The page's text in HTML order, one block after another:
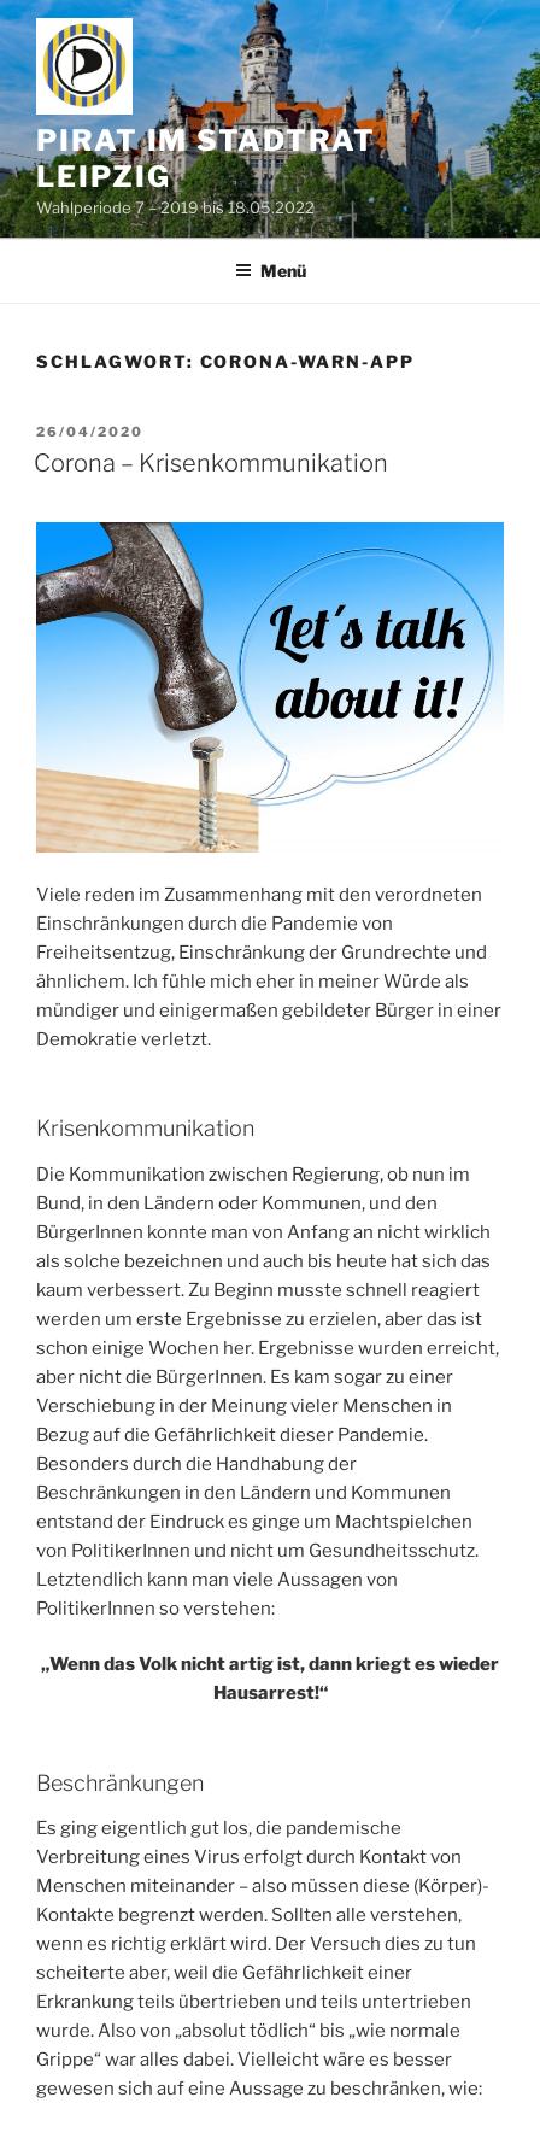
Zum
Inhalt
springen
PIRAT IM STADTRAT
LEIPZIG
Wahlperiode 7 – 2019 bis 18.05.2022
Menü
SCHLAGWORT: CORONA-WARN-APP
VERÖFFENTLICHT
AM
26/04/2020
Corona – Krisenkommunikation
Viele reden im Zusammenhang mit den verordneten
Einschränkungen durch die Pandemie von
Freiheitsentzug, Einschränkung der Grundrechte und
ähnlichem. Ich fühle mich eher in meiner Würde als
mündiger und einigermaßen gebildeter Bürger in einer
Demokratie verletzt.
Krisenkommunikation
Die Kommunikation zwischen Regierung, ob nun im
Bund, in den Ländern oder Kommunen, und den
BürgerInnen konnte man von Anfang an nicht wirklich
als solche bezeichnen und auch bis heute hat sich das
kaum verbessert. Zu Beginn musste schnell reagiert
werden um erste Ergebnisse zu erzielen, aber das ist
schon einige Wochen her. Ergebnisse wurden erreicht,
aber nicht die BürgerInnen. Es kam sogar zu einer
Verschiebung in der Meinung vieler Menschen in
Bezug auf die Gefährlichkeit dieser Pandemie.
Besonders durch die Handhabung der
Beschränkungen in den Ländern und Kommunen
entstand der Eindruck es ginge um Machtspielchen
von PolitikerInnen und nicht um Gesundheitsschutz.
Letztendlich kann man viele Aussagen von
PolitikerInnen so verstehen:
„Wenn das Volk nicht artig ist, dann kriegt es wieder
Hausarrest!“
Beschränkungen
Es ging eigentlich gut los, die pandemische
Verbreitung eines Virus erfolgt durch Kontakt von
Menschen miteinander – also müssen diese (Körper)-
Kontakte begrenzt werden. Sollten alle verstehen,
wenn es richtig erklärt wird. Der Versuch dies zu tun
scheiterte aber, weil die Gefährlichkeit einer
Erkrankung teils übertrieben und teils untertrieben
wurde. Also von „absolut tödlich“ bis „wie normale
Grippe“ war alles dabei. Vielleicht wäre es besser
gewesen sich auf eine Aussage zu beschränken, wie: